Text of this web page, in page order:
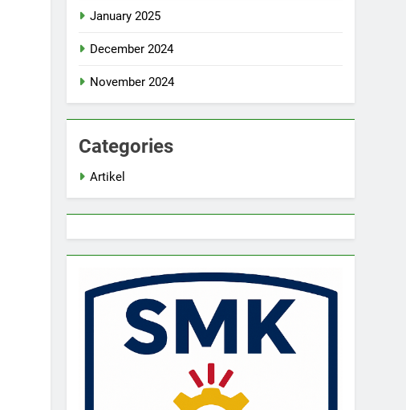
January 2025
December 2024
November 2024
Categories
Artikel